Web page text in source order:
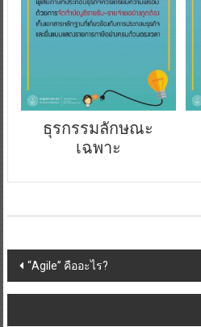
ธุรกรรมลักษณะ
เฉพาะ
Post
navigation
“Agile” คืออะไร?